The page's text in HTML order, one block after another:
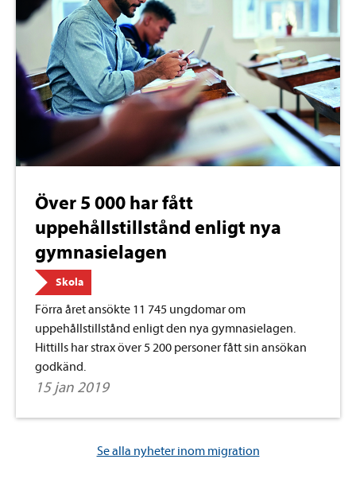
Över 5 000 har fått
uppehållstillstånd enligt nya
gymnasielagen
Skola
Förra året ansökte 11 745 ungdomar om
uppehållstillstånd enligt den nya gymnasielagen.
Hittills har strax över 5 200 personer fått sin ansökan
godkänd.
15 jan 2019
Se alla nyheter inom migration